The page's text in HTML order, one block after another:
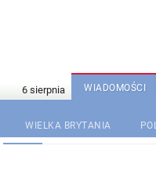
WIADOMOŚCI
WIELKA BRYTANIA